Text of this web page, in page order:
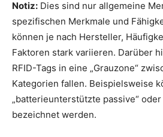
Notiz: Dies sind nur allgemeine
spezifischen Merkmale und
können je nach Hersteller,
Faktoren stark variieren. Darüber
RFID-Tags in eine „Grauzone“
Kategorien fallen. Beispielsweise
„batterieunterstützte passive“ oder
bezeichnet werden.